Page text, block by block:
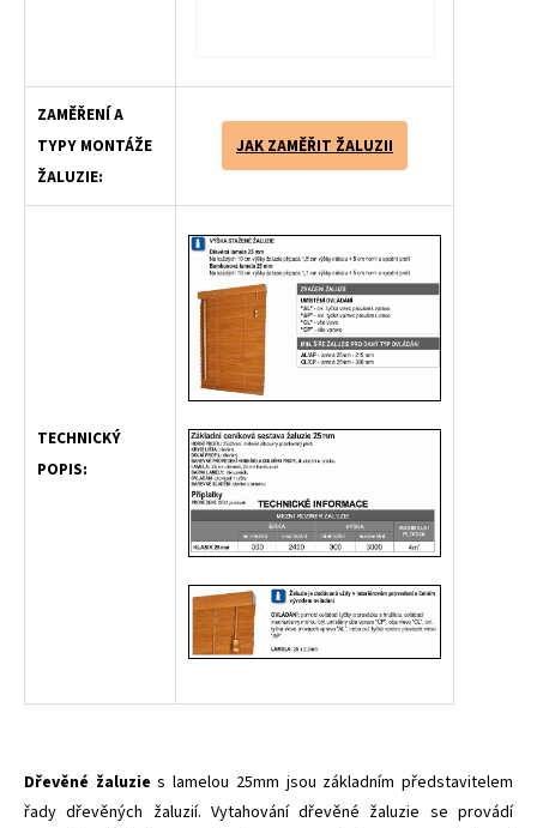
ZAMĚŘENÍ A
TYPY MONTÁŽE
ŽALUZIE:
JAK ZAMĚŘIT ŽALUZII
TECHNICKÝ
POPIS:
Dřevěné žaluzie s lamelou 25mm jsou základním představitelem
řady dřevěných žaluzií. Vytahování dřevěné žaluzie se provádí